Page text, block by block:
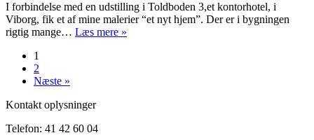
I forbindelse med en udstilling i Toldboden 3,et kontorhotel, i
Viborg, fik et af mine malerier “et nyt hjem”. Der er i bygningen
rigtig mange… Læs mere »
1
2
Næste »
Kontakt oplysninger
Telefon: 41 42 60 04